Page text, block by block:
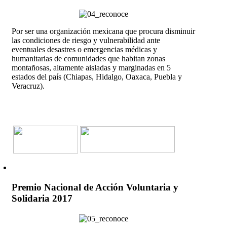
Por ser una organización mexicana que procura disminuir
las condiciones de riesgo y vulnerabilidad ante
eventuales desastres o emergencias médicas y
humanitarias de comunidades que habitan zonas
montañosas, altamente aisladas y marginadas en 5
estados del país (Chiapas, Hidalgo, Oaxaca, Puebla y
Veracruz).
Premio Nacional de Acción Voluntaria y
Solidaria 2017